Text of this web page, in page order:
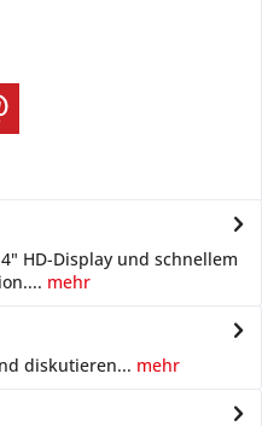
HD-Display und schnellem
mehr
diskutieren... mehr